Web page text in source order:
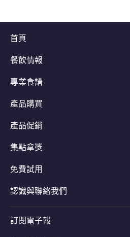
首頁
餐飲情報
專業食譜
產品購買
產品促銷
集點拿獎
免費試用
認識與聯絡我們
訂閱電子報